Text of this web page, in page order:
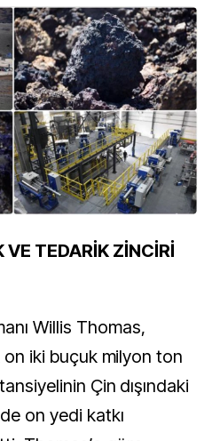
VE TEDARİK ZİNCİRİ
Willis Thomas,
on iki buçuk milyon ton
Çin dışındaki
on yedi katkı